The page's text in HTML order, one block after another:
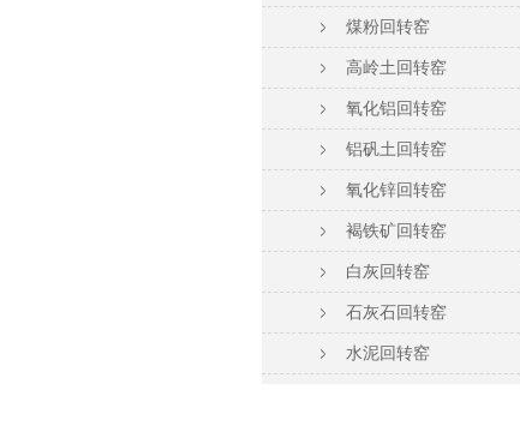
煤粉回转窑
高岭土回转窑
氧化铝回转窑
铝矾土回转窑
氧化锌回转窑
褐铁矿回转窑
白灰回转窑
石灰石回转窑
水泥回转窑